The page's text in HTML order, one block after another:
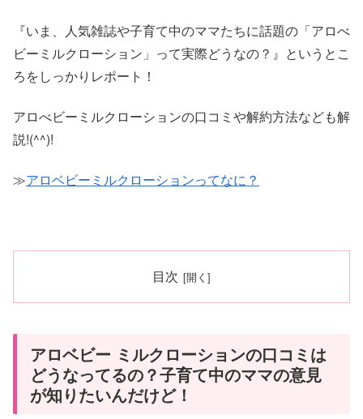
『いま、人気雑誌や子育て中のママたちに話題の「アロべ
ビーミルクローション」って実際どうなの？』というとこ
ろをしっかりレポート！
アロべビーミルクローションの口コミや解約方法なども解
説!(^^)!
≫アロベビーミルクローションってなに？
目次
アロベビー ミルクローションの口コミは
どうなってるの？子育て中のママの意見
が知りたいんだけど！